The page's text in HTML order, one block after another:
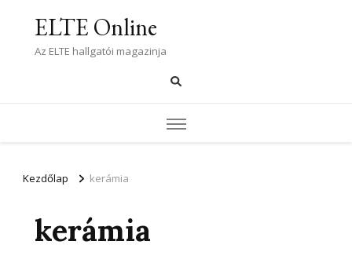
ELTE Online
Az ELTE hallgatói magazinja
Kezdőlap kerámia
kerámia